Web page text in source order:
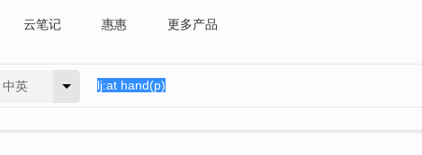
云笔记 惠惠 更多产品
中英